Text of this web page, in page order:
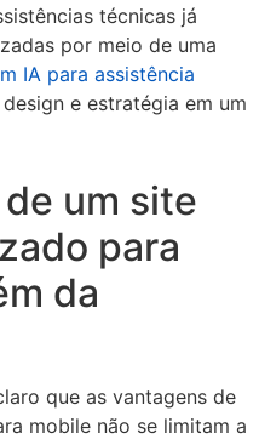
técnicas já
por meio de uma
IA para assistência
e estratégia em um
um site
para
da
que as vantagens de
mobile não se limitam a